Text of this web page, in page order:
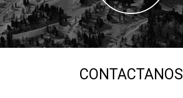
CONTACTANOS